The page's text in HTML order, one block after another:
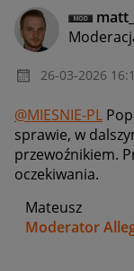
‎26-03-2026
@MIESNIE-PL
sprawie, w
przewoźnikiem.
oczekiwania.
Mateusz
Moderator